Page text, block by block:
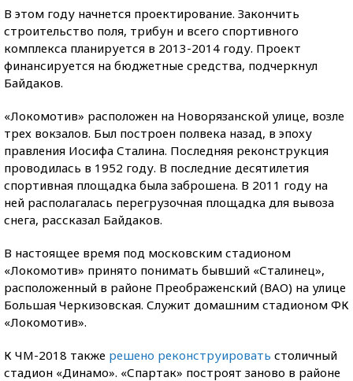
В этом году начнется проектирование. Закончить
строительство поля, трибун и всего спортивного
комплекса планируется в 2013-2014 году. Проект
финансируется на бюджетные средства, подчеркнул
Байдаков.
«Локомотив» расположен на Новорязанской улице, возле
трех вокзалов. Был построен полвека назад, в эпоху
правления Иосифа Сталина. Последняя реконструкция
проводилась в 1952 году. В последние десятилетия
спортивная площадка была заброшена. В 2011 году на
ней располагалась перегрузочная площадка для вывоза
снега, рассказал Байдаков.
В настоящее время под московским стадионом
«Локомотив» принято понимать бывший «Сталинец»,
расположенный в районе Преображенский (ВАО) на улице
Большая Черкизовская. Служит домашним стадионом ФК
«Локомотив».
К ЧМ-2018 также решено реконструировать столичный
стадион «Динамо». «Спартак» построят заново в районе